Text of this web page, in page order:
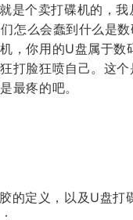
是个卖打碟机的，
怎么会蠢到什么是
，你用的U盘属于
打脸狂喷自己。这
最疼的吧。
的定义，以及U盘